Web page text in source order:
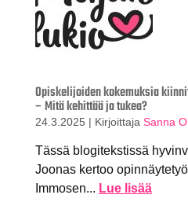
Opiskelijoiden kokemuksia
– Mitä kehittää ja tukea?
24.3.2025 | Kirjoittaja Sanna
Tässä blogitekstissä
Joonas kertoo
Immosen... Lue lisää